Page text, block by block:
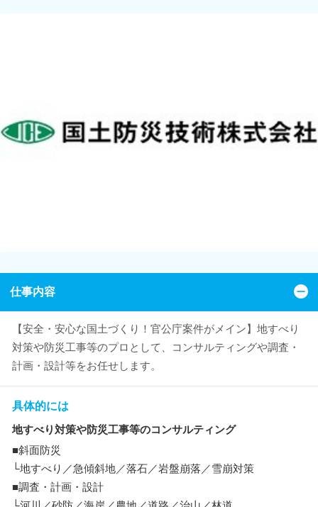
仕事内容
【安全・安心な国土づくり！官公庁案件がメイン】地すべり
対策や防災工事等のプロとして、コンサルティングや調査・
計画・設計等をお任せします。
具体的には
地すべり対策や防災工事等のコンサルティング
■斜面防災
└地すべり／急傾斜地／落石／岩盤崩落／雪崩対策
■調査・計画・設計